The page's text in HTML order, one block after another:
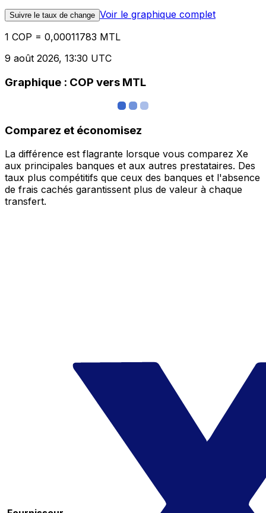
Suivre le taux de change Voir le graphique complet
1 COP = 0,00011783 MTL
9 août 2026, 13:30 UTC
Graphique : COP vers MTL
Comparez et économisez
La différence est flagrante lorsque vous comparez Xe
aux principales banques et aux autres prestataires. Des
taux plus compétitifs que ceux des banques et l'absence
de frais cachés garantissent plus de valeur à chaque
transfert.